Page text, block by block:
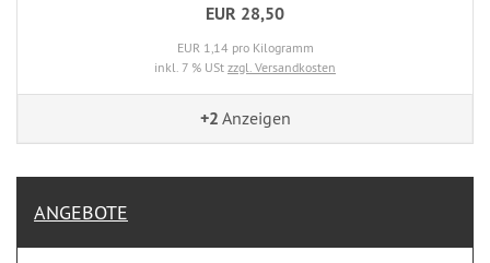
EUR 28,50
EUR 1,14 pro Kilogramm
inkl. 7 % USt zzgl. Versandkosten
+2 Anzeigen
ANGEBOTE